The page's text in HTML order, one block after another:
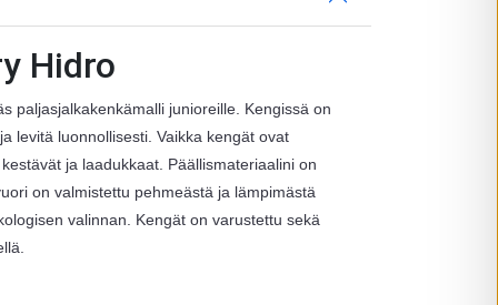
Hidro
paljasjalkakenkämalli junioreille. Kengissä on
levitä luonnollisesti. Vaikka kengät ovat
ja laadukkaat. Päällismateriaalini on
on valmistettu pehmeästä ja lämpimästä
valinnan. Kengät on varustettu sekä